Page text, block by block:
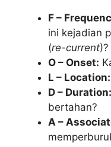
F –
ini kejadian
(re-current)?
O – Onset:
L – Location:
D – Duration:
bertahan?
A –